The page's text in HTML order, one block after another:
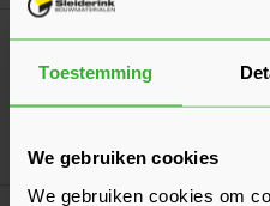
Toestemming
We gebruiken cookies
We gebruiken cookies om
Eurowall
Vanaf19,32